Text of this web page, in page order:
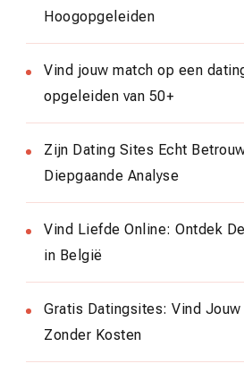
Hoogopgeleiden
Vind jouw match op een
opgeleiden van 50+
Zijn Dating Sites Echt
Diepgaande Analyse
Vind Liefde Online: Ontdek
in België
Gratis Datingsites: Vind
Zonder Kosten